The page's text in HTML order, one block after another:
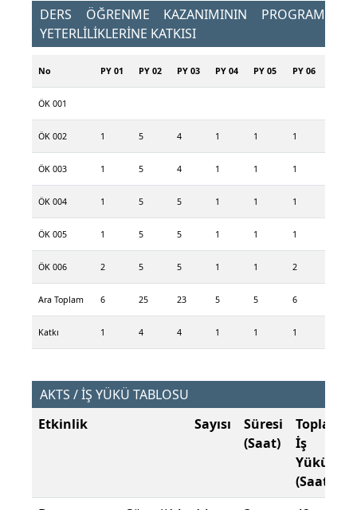
DERS ÖĞRENME KAZANIMININ PROGRAM
YETERLİLİKLERİNE KATKISI
No PY 01 PY 02 PY 03 PY 04 PY 05 PY 06
ÖK 001
ÖK 002 1 5 4 1 1 1
ÖK 003 1 5 4 1 1 1
ÖK 004 1 5 5 1 1 1
ÖK 005 1 5 5 1 1 1
ÖK 006 2 5 5 1 1 2
Ara Toplam 6 25 23 5 5 6
Katkı 1 4 4 1 1 1
AKTS / İŞ YÜKÜ TABLOSU
Etkinlik
Sayısı
Süresi
(Saat)
Toplam
İş
Yükü
(Saat)